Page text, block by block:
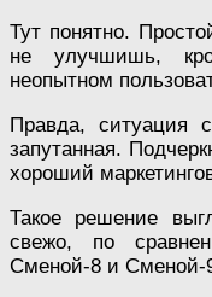
Тут понятно.
не улучшишь,
неопытном
Правда, ситуация
запутанная.
хороший
Такое решение
свежо, по
Сменой-8 и Сменой-